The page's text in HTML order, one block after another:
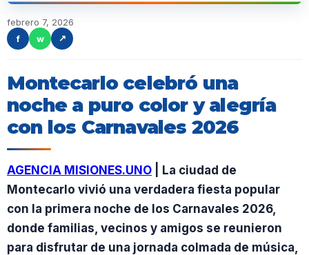
febrero 7, 2026
f
w ↗
Montecarlo celebró una
noche a puro color y alegría
con los Carnavales 2026
AGENCIA MISIONES.UNO | La ciudad de
Montecarlo vivió una verdadera fiesta popular
con la primera noche de los Carnavales 2026,
donde familias, vecinos y amigos se reunieron
para disfrutar de una jornada colmada de música,